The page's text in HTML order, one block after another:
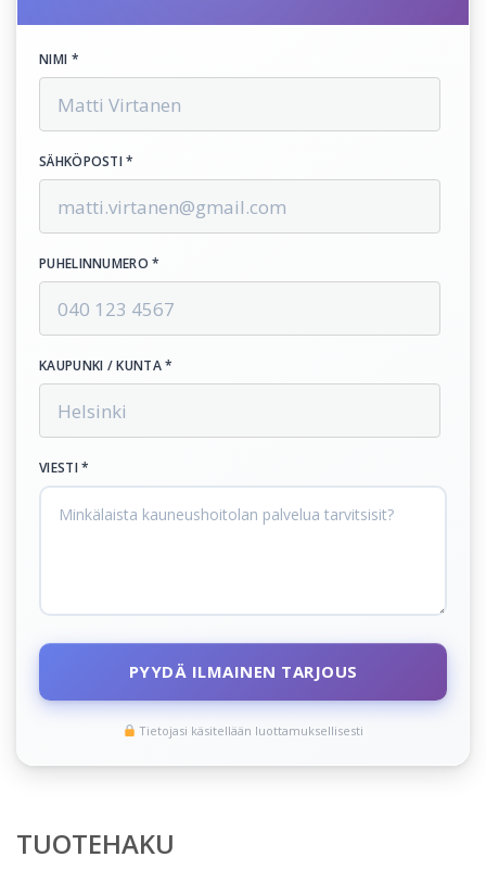
NIMI *
SÄHKÖPOSTI *
PUHELINNUMERO *
KAUPUNKI / KUNTA *
VIESTI *
PYYDÄ ILMAINEN TARJOUS
Tietojasi käsitellään luottamuksellisesti
TUOTEHAKU